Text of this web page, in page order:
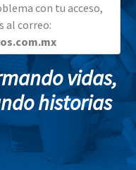
con tu acceso,
al correo:
vidas,
historias